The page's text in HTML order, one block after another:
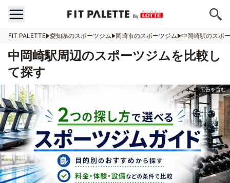
FIT PALETTE 愛知県のスポーツジム 岡崎市のスポーツジム 中岡崎駅のスポ
中岡崎駅周辺のスポーツジムを比較し
て探す